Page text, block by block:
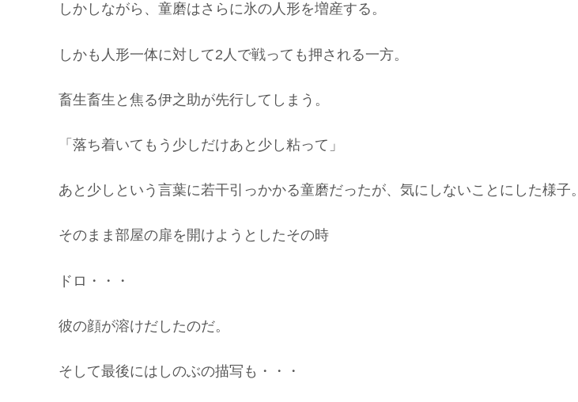
しかしながら、童磨はさらに氷の人形を増産する。
しかも人形一体に対して2人で戦っても押される一方。
畜生畜生と焦る伊之助が先行してしまう。
「落ち着いてもう少しだけあと少し粘って」
あと少しという言葉に若干引っかかる童磨だったが、気にしないことにした様子。
そのまま部屋の扉を開けようとしたその時
ドロ・・・
彼の顔が溶けだしたのだ。
そして最後にはしのぶの描写も・・・